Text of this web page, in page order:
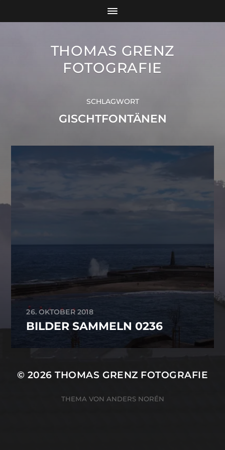
THOMAS GRENZ
FOTOGRAFIE
SCHLAGWORT
GISCHTFONTÄNEN
26. OKTOBER 2018
BILDER SAMMELN 0236
© 2026THOMAS GRENZ FOTOGRAFIE
THEMA VON ANDERS NORÉN